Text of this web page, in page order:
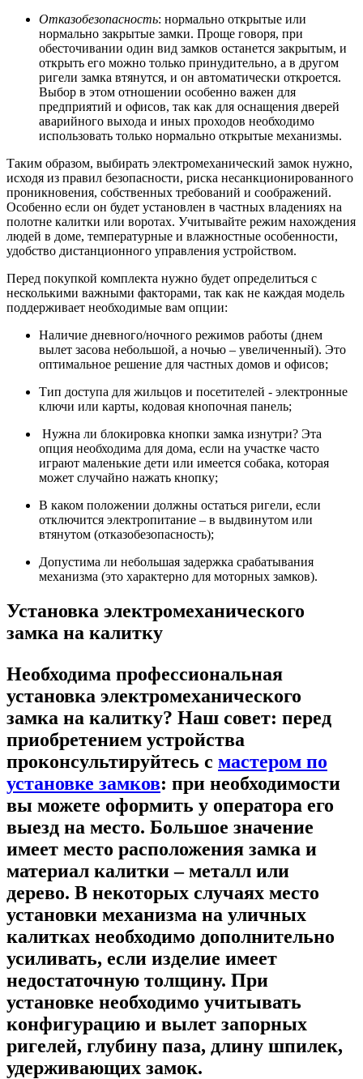
Отказобезопасность: нормально открытые или
нормально закрытые замки. Проще говоря, при
обесточивании один вид замков останется закрытым, и
открыть его можно только принудительно, а в другом
ригели замка втянутся, и он автоматически откроется.
Выбор в этом отношении особенно важен для
предприятий и офисов, так как для оснащения дверей
аварийного выхода и иных проходов необходимо
использовать только нормально открытые механизмы.
Таким образом, выбирать электромеханический замок нужно,
исходя из правил безопасности, риска несанкционированного
проникновения, собственных требований и соображений.
Особенно если он будет установлен в частных владениях на
полотне калитки или воротах. Учитывайте режим нахождения
людей в доме, температурные и влажностные особенности,
удобство дистанционного управления устройством.
Перед покупкой комплекта нужно будет определиться с
несколькими важными факторами, так как не каждая модель
поддерживает необходимые вам опции:
Наличие дневного/ночного режимов работы (днем
вылет засова небольшой, а ночью – увеличенный). Это
оптимальное решение для частных домов и офисов;
Тип доступа для жильцов и посетителей - электронные
ключи или карты, кодовая кнопочная панель;
Нужна ли блокировка кнопки замка изнутри? Эта
опция необходима для дома, если на участке часто
играют маленькие дети или имеется собака, которая
может случайно нажать кнопку;
В каком положении должны остаться ригели, если
отключится электропитание – в выдвинутом или
втянутом (отказобезопасность);
Допустима ли небольшая задержка срабатывания
механизма (это характерно для моторных замков).
Установка электромеханического
замка на калитку
Необходима профессиональная
установка электромеханического
замка на калитку? Наш совет: перед
приобретением устройства
проконсультируйтесь с мастером по
установке замков: при необходимости
вы можете оформить у оператора его
выезд на место. Большое значение
имеет место расположения замка и
материал калитки – металл или
дерево. В некоторых случаях место
установки механизма на уличных
калитках необходимо дополнительно
усиливать, если изделие имеет
недостаточную толщину. При
установке необходимо учитывать
конфигурацию и вылет запорных
ригелей, глубину паза, длину шпилек,
удерживающих замок.